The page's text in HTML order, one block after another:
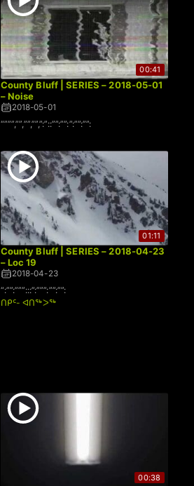
00:41
County Bluff | SERIES – 2018-05-01
– Noise
2018-05-01
“”””,””,””,””,”:”::””:””:”:””:””:
01:11
County Bluff | SERIES – 2018-04-23
– Loc 19
2018-04-23
“:””:”””:::”:”””:””:””:
ᑎᑭᑦ- ᐊᑎᖅᐳᖅ
00:38